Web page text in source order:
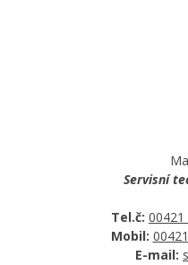
Servisní
Tel.č: 00421
Mobil:
E-mail: